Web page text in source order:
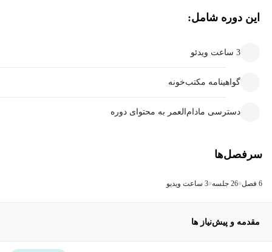
این دوره شامل:
3 ساعت ویدئو
گواهینامه مکتب‌خونه
دسترسی مادام‌العمر به محتوای دوره
سرفصل‌ها
6 فصل 26 جلسه 3 ساعت ویدیو
مقدمه و پیش‌نیاز ها